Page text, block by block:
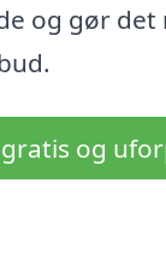
og gør det
og